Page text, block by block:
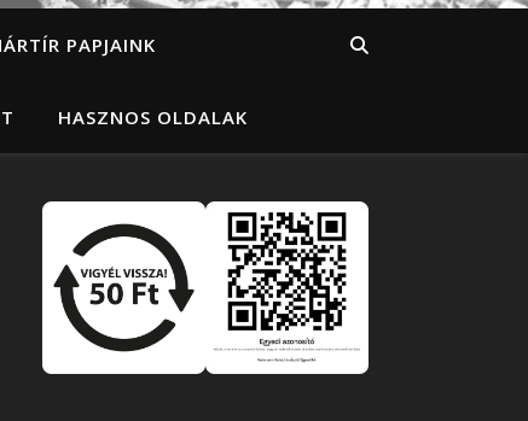
PAPJAINK
HASZNOS OLDALAK